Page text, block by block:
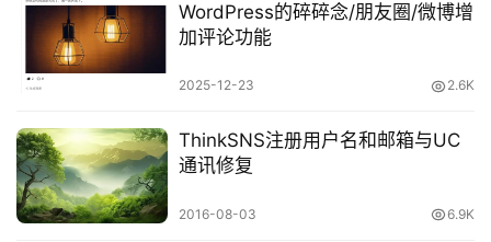
WordPress的碎碎念/朋友圈/微博增
加评论功能
2025-12-23 2.6K
ThinkSNS注册用户名和邮箱与UC
通讯修复
2016-08-03 6.9K